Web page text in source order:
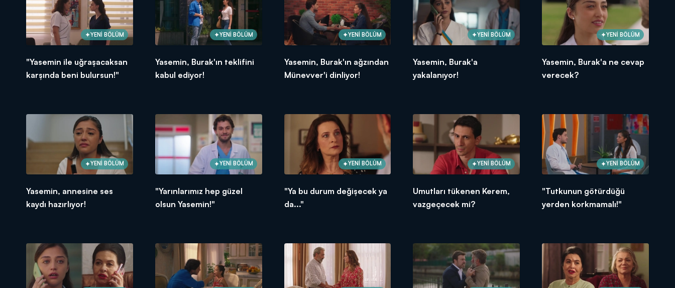
YENİ BÖLÜM
"Yasemin ile uğraşacaksan
karşında beni bulursun!"
YENİ BÖLÜM
Yasemin, Burak'ın teklifini
kabul ediyor!
YENİ BÖLÜM
Yasemin, Burak'ın ağzından
Münevver'i dinliyor!
YENİ BÖLÜM
Yasemin, Burak'a
yakalanıyor!
YENİ BÖLÜM
Yasemin, Burak'a ne cevap
verecek?
YENİ BÖLÜM
Yasemin, annesine ses
kaydı hazırlıyor!
YENİ BÖLÜM
"Yarınlarımız hep güzel
olsun Yasemin!"
YENİ BÖLÜM
"Ya bu durum değişecek ya
da..."
YENİ BÖLÜM
Umutları tükenen Kerem,
vazgeçecek mi?
YENİ BÖLÜM
"Tutkunun götürdüğü
yerden korkmamalı!"